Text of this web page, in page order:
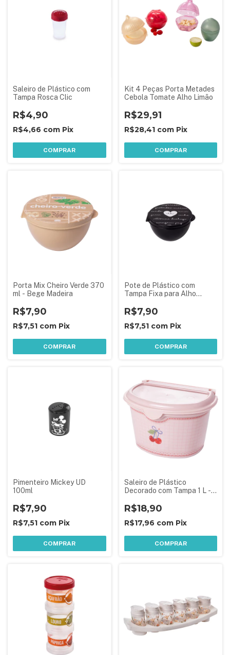
Saleiro de Plástico com
Tampa Rosca Clic
R$4,90
R$4,66 com Pix
COMPRAR
Kit 4 Peças Porta Metades
Cebola Tomate Alho Limão
R$29,91
R$28,41 com Pix
COMPRAR
Porta Mix Cheiro Verde 370
ml - Bege Madeira
R$7,90
R$7,51 com Pix
COMPRAR
Pote de Plástico com
Tampa Fixa para Alho
R$7,90
R$7,51 com Pix
COMPRAR
Pimenteiro Mickey UD
100ml
R$7,90
R$7,51 com Pix
COMPRAR
Saleiro de Plástico
Decorado com Tampa 1 L -
R$18,90
R$17,96 com Pix
COMPRAR